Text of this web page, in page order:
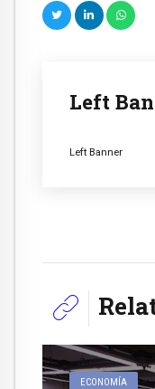
Left
Left Banner
ECONOMÍA